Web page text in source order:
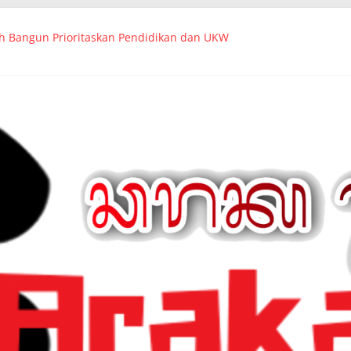
Bangun Prioritaskan Pendidikan dan UKW
PWI Merah Putih